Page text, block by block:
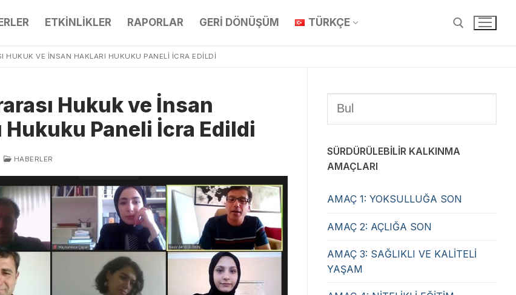
ETKİNLİKLER RAPORLAR GERİ DÖNÜŞÜM TÜRKÇE
HUKUK VE İNSAN HAKLARI HUKUKU PANELI İCRA EDILDI
Hukuk ve İnsan
Hukuku Paneli İcra Edildi
HABERLER
SÜRDÜRÜLEBİLİR KALKINMA
AMAÇLARI
AMAÇ 1: YOKSULLUĞA SON
AMAÇ 2: AÇLIĞA SON
AMAÇ 3: SAĞLIKLI VE KALİTELİ
YAŞAM